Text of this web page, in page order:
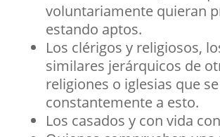
voluntariamente quieran
estando aptos.
Los clérigos y religiosos,
similares jerárquicos de
religiones o iglesias que
constantemente a esto.
Los casados y con vida